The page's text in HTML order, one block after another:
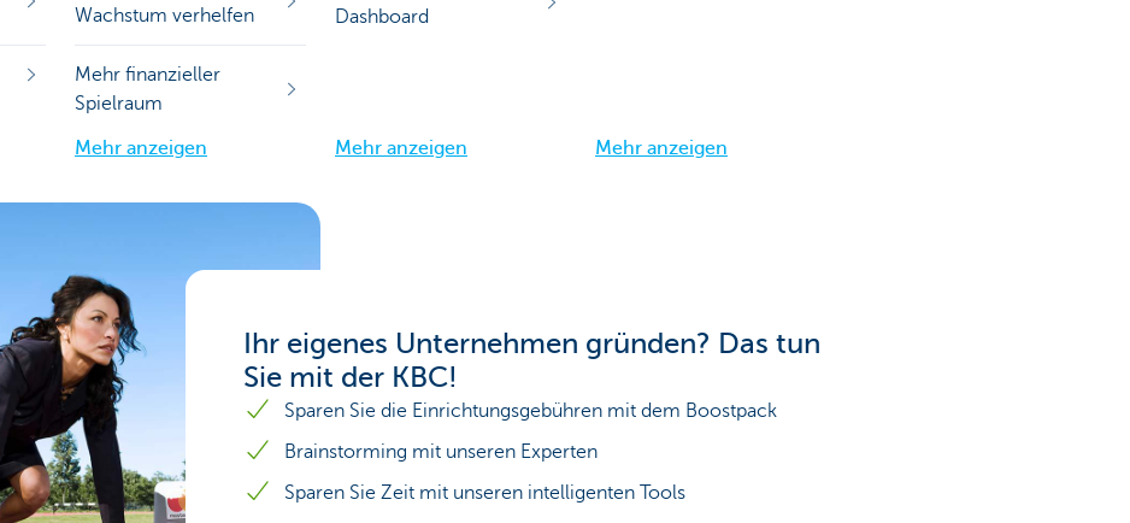
Wachstum verhelfen
Mehr finanzieller
Spielraum
Mehr anzeigen
Dashboard
Mehr anzeigen Mehr anzeigen
Ihr eigenes Unternehmen gründen? Das tun
Sie mit der KBC!
Sparen Sie die Einrichtungsgebühren mit dem Boostpack
Brainstorming mit unseren Experten
Sparen Sie Zeit mit unseren intelligenten Tools